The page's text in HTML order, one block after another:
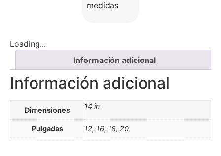
medidas
Loading...
Información adicional
Información adicional
Dimensiones 14 in
Pulgadas 12, 16, 18, 20